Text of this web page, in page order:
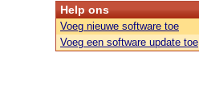
Help ons
Voeg nieuwe software toe
Voeg een software update toe